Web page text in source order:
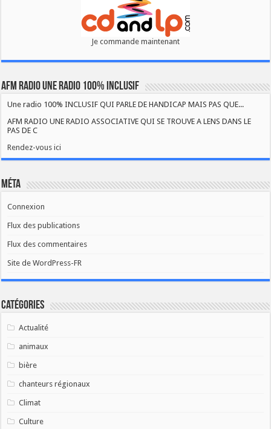
Je commande maintenant
AFM RADIO UNE RADIO 100% INCLUSIF
Une radio 100% INCLUSIF QUI PARLE DE HANDICAP MAIS PAS QUE...
AFM RADIO UNE RADIO ASSOCIATIVE QUI SE TROUVE A LENS DANS LE
PAS DE C
Rendez-vous ici
Méta
Connexion
Flux des publications
Flux des commentaires
Site de WordPress-FR
Catégories
Actualité
animaux
bière
chanteurs régionaux
Climat
Culture